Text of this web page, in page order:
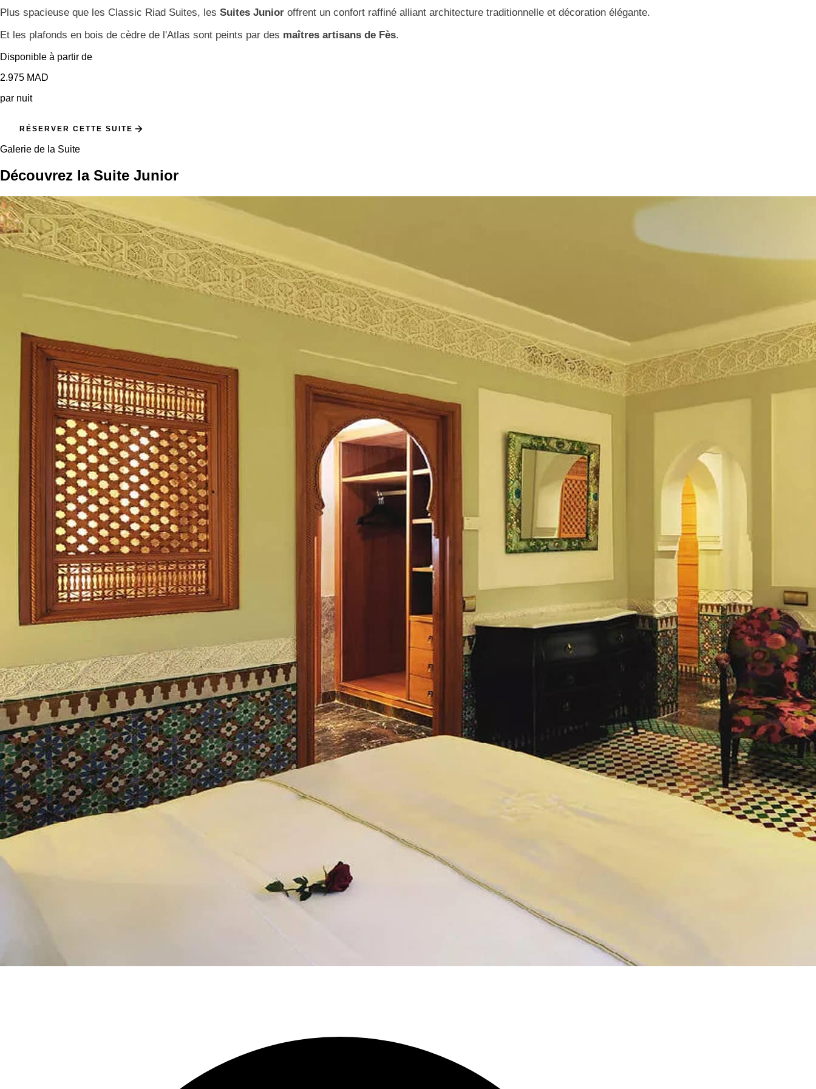
Plus spacieuse que les Classic Riad Suites, les Suites Junior offrent un confort raffiné alliant architecture traditionnelle et décoration élégante.
Et les plafonds en bois de cèdre de l'Atlas sont peints par des maîtres artisans de Fès.
Disponible à partir de
2.975 MAD
par nuit
RÉSERVER CETTE SUITE
Galerie de la Suite
Découvrez la Suite Junior